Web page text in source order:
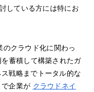
している方には特にお
クラウド化に関わっ
蓄積して構築されたガ
戦略までトータル的な
企業が クラウドネイ